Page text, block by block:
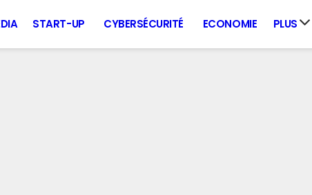
START-UP CYBERSÉCURITÉ ECONOMIE PLUS